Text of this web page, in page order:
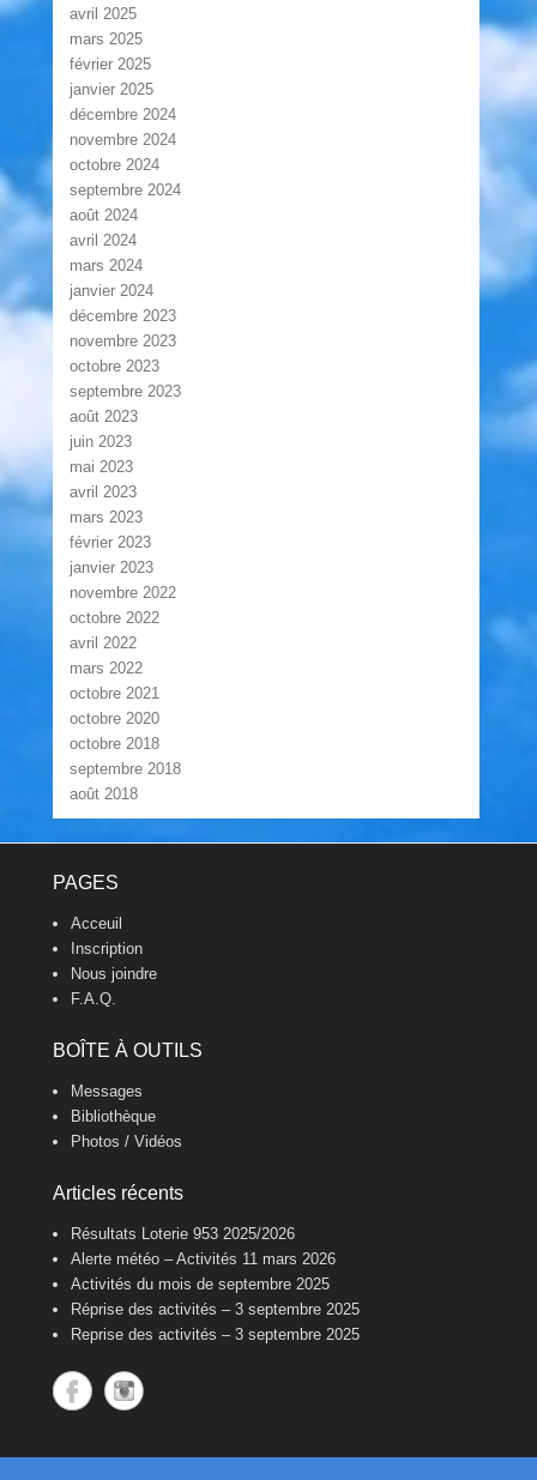
avril 2025
mars 2025
février 2025
janvier 2025
décembre 2024
novembre 2024
octobre 2024
septembre 2024
août 2024
avril 2024
mars 2024
janvier 2024
décembre 2023
novembre 2023
octobre 2023
septembre 2023
août 2023
juin 2023
mai 2023
avril 2023
mars 2023
février 2023
janvier 2023
novembre 2022
octobre 2022
avril 2022
mars 2022
octobre 2021
octobre 2020
octobre 2018
septembre 2018
août 2018
PAGES
Acceuil
Inscription
Nous joindre
F.A.Q.
BOÎTE À OUTILS
Messages
Bibliothèque
Photos / Vidéos
Articles récents
Résultats Loterie 953 2025/2026
Alerte météo – Activités 11 mars 2026
Activités du mois de septembre 2025
Réprise des activités – 3 septembre 2025
Reprise des activités – 3 septembre 2025